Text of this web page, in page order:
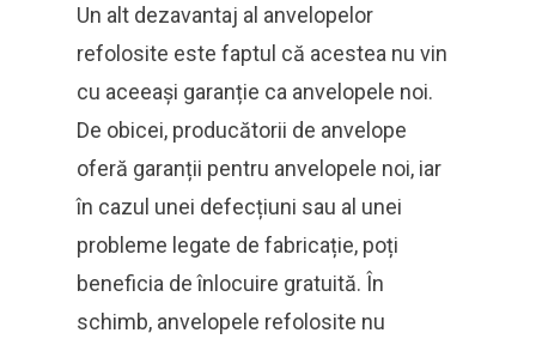
Un alt dezavantaj al anvelopelor
refolosite este faptul că acestea nu vin
cu aceeași garanție ca anvelopele noi.
De obicei, producătorii de anvelope
oferă garanții pentru anvelopele noi, iar
în cazul unei defecțiuni sau al unei
probleme legate de fabricație, poți
beneficia de înlocuire gratuită. În
schimb, anvelopele refolosite nu